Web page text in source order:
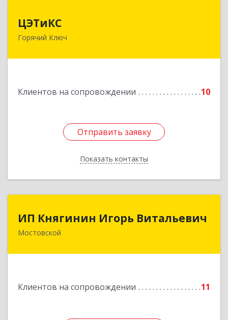
ЦЭТиКС
Горячий Ключ
Клиентов на сопровождении 10
Отправить заявку
Показать контакты
353290, Краснодарский край, Горячий Ключ г,
Отправить заявку
Назад
ИП Княгинин Игорь Витальевич
Мостовской
Клиентов на сопровождении 11
352570, Краснодарский край, Мостовский р-н,